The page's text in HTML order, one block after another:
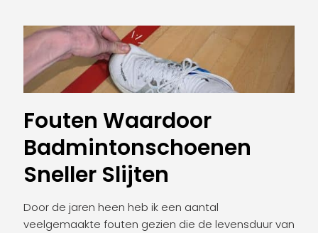
Fouten Waardoor
Badmintonschoenen
Sneller Slijten
Door de jaren heen heb ik een aantal
veelgemaakte fouten gezien die de levensduur van